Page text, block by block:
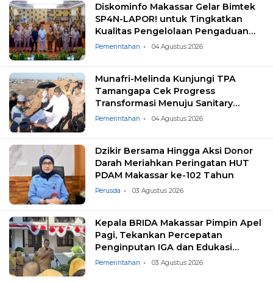
Diskominfo Makassar Gelar Bimtek
SP4N-LAPOR! untuk Tingkatkan
Kualitas Pengelolaan Pengaduan
Masyarakat
Pemerintahan 04 Agustus 2026
Munafri-Melinda Kunjungi TPA
Tamangapa Cek Progress
Transformasi Menuju Sanitary
Landfill
Pemerintahan 04 Agustus 2026
Dzikir Bersama Hingga Aksi Donor
Darah Meriahkan Peringatan HUT
PDAM Makassar ke-102 Tahun
Perusda 03 Agustus 2026
Kepala BRIDA Makassar Pimpin Apel
Pagi, Tekankan Percepatan
Penginputan IGA dan Edukasi
Pemilahan Sampah
Pemerintahan 03 Agustus 2026